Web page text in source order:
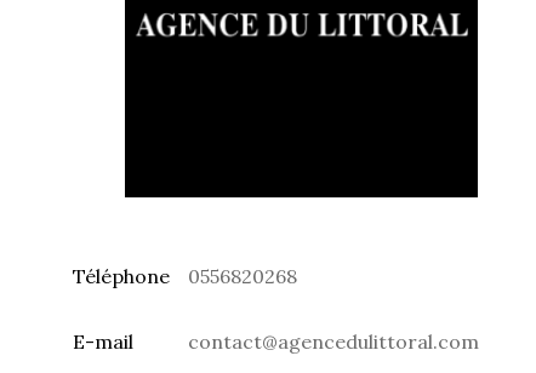
Téléphone 0556820268
E-mail contact@agencedulittoral.com